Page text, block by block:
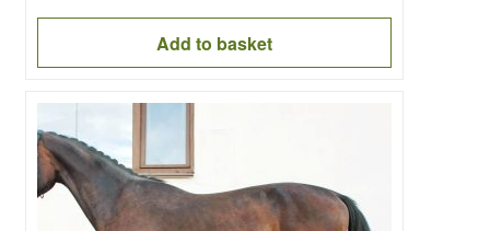
Add to basket